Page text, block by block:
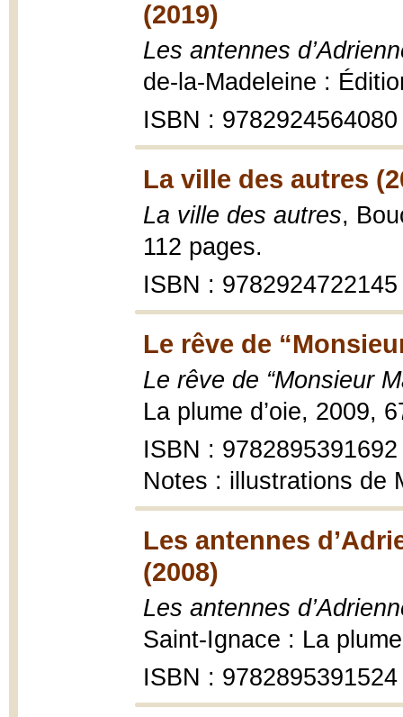
(2019)
Les antennes
de-la-Madeleine :
ISBN : 9782924564080
La ville des autres
La ville des autres,
112 pages.
ISBN : 9782924722145
Le rêve de
Le rêve de “Monsieur
La plume d’oie, 2009,
ISBN : 9782895391692
Notes : illustrations de
Les antennes
(2008)
Les antennes
Saint-Ignace : La
ISBN : 9782895391524